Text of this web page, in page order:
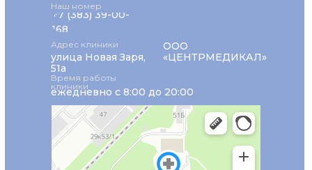
+7 (383) 39-00-
168
Наш номер
ежедневно с 8:00 до 20:00
Время работы
клиники
Адрес клиники
улица Новая Заря,
51а
ООО
«ЦЕНТРМЕДИКАЛ»